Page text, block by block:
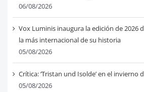
06/08/2026
Vox Luminis inaugura la edición de 2026
la más internacional de su historia
05/08/2026
Crítica: ‘Tristan und Isolde’ en el invierno
05/08/2026